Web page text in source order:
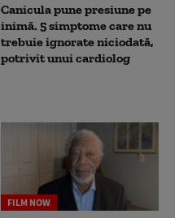
Canicula pune presiune pe
inimă. 5 simptome care nu
trebuie ignorate niciodată,
potrivit unui cardiolog
FILM NOW